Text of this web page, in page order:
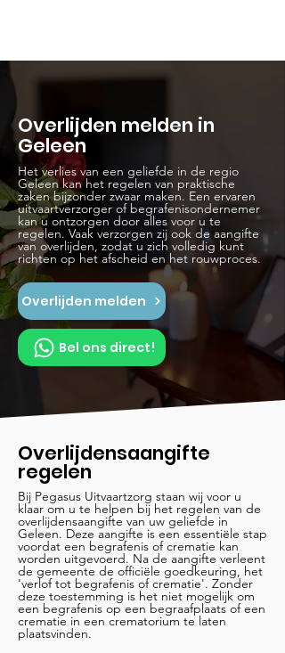
Overlijden melden in
Geleen
Het verlies van een geliefde in de regio
Geleen kan het regelen van praktische
zaken bijzonder zwaar maken. Een ervaren
uitvaartverzorger of begrafenisondernemer
kan u ontzorgen door alles voor u te
regelen. Vaak verzorgen zij ook de aangifte
van overlijden, zodat u zich volledig kunt
richten op het afscheid en het rouwproces.
Overlijden melden
Bel ons direct!
Overlijdensaangifte
regelen
Bij Pegasus Uitvaartzorg staan wij voor u
klaar om u te helpen bij het regelen van de
overlijdensaangifte van uw geliefde in
Geleen. Deze aangifte is een essentiële stap
voordat een begrafenis of crematie kan
worden uitgevoerd. Na de aangifte verleent
de gemeente de officiële goedkeuring, het
'verlof tot begrafenis of crematie'. Zonder
deze toestemming is het niet mogelijk om
een begrafenis op een begraafplaats of een
crematie in een crematorium te laten
plaatsvinden.